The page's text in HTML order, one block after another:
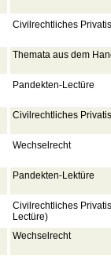
Civilrechtliches
Themata aus dem
Pandekten-Lectüre
Civilrechtliches
Wechselrecht
Pandekten-Lektüre
Civilrechtliches
Lectüre)
Wechselrecht